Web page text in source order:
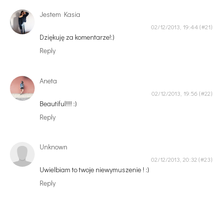
Jestem Kasia
02/12/2013, 19:44
Dziękuję za komentarze!:)
Reply
Aneta
02/12/2013, 19:56
Beautiful!!!! :)
Reply
Unknown
02/12/2013, 20:32
Uwielbiam to twoje niewymuszenie ! :)
Reply